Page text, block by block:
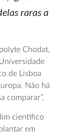
raras a
Chodat,
de Lisboa
Não há
comparar”.
científico
em